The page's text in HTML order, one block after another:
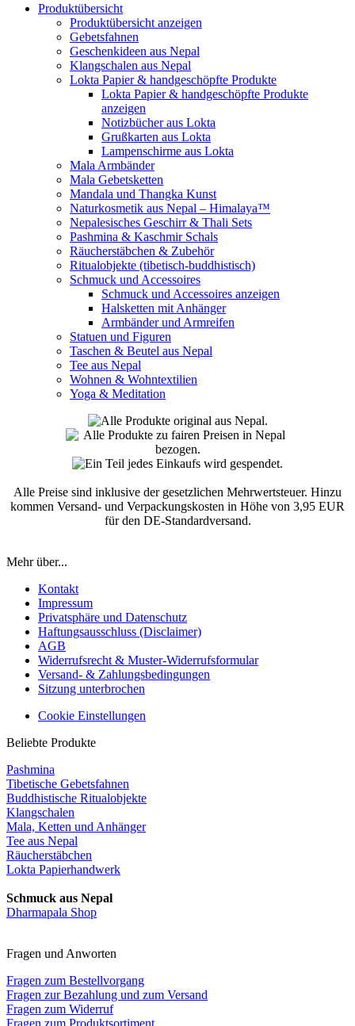
Produktübersicht
Produktübersicht anzeigen
Gebetsfahnen
Geschenkideen aus Nepal
Klangschalen aus Nepal
Lokta Papier & handgeschöpfte Produkte
Lokta Papier & handgeschöpfte Produkte
anzeigen
Notizbücher aus Lokta
Grußkarten aus Lokta
Lampenschirme aus Lokta
Mala Armbänder
Mala Gebetsketten
Mandala und Thangka Kunst
Naturkosmetik aus Nepal – Himalaya™
Nepalesisches Geschirr & Thali Sets
Pashmina & Kaschmir Schals
Räucherstäbchen & Zubehör
Ritualobjekte (tibetisch-buddhistisch)
Schmuck und Accessoires
Schmuck und Accessoires anzeigen
Halsketten mit Anhänger
Armbänder und Armreifen
Statuen und Figuren
Taschen & Beutel aus Nepal
Tee aus Nepal
Wohnen & Wohntextilien
Yoga & Meditation
Alle Preise sind inklusive der gesetzlichen Mehrwertsteuer. Hinzu
kommen Versand- und Verpackungskosten in Höhe von 3,95 EUR
für den DE-Standardversand.
Mehr über...
Kontakt
Impressum
Privatsphäre und Datenschutz
Haftungsausschluss (Disclaimer)
AGB
Widerrufsrecht & Muster-Widerrufsformular
Versand- & Zahlungsbedingungen
Sitzung unterbrochen
Cookie Einstellungen
Beliebte Produkte
Pashmina
Tibetische Gebetsfahnen
Buddhistische Ritualobjekte
Klangschalen
Mala, Ketten und Anhänger
Tee aus Nepal
Räucherstäbchen
Lokta Papierhandwerk
Schmuck aus Nepal
Dharmapala Shop
Fragen und Anworten
Fragen zum Bestellvorgang
Fragen zur Bezahlung und zum Versand
Fragen zum Widerruf
Fragen zum Produktsortiment